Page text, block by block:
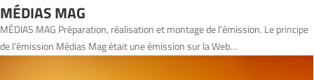
MÉDIAS MAG
MÉDIAS MAG Préparation, réalisation et montage de l’émission. Le principe
de l’émission Médias Mag était une émission sur la Web…